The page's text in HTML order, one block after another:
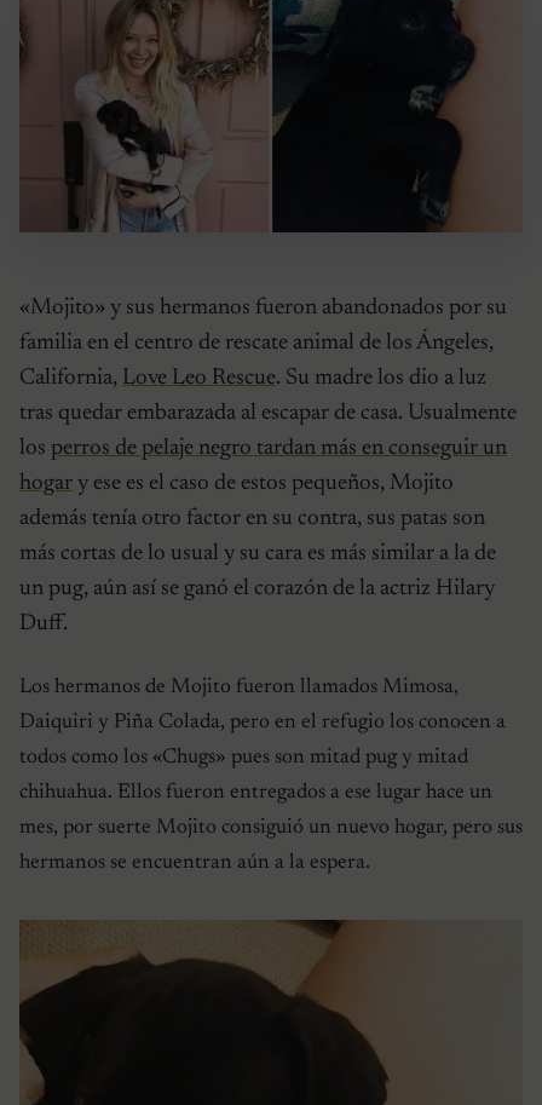
«Mojito» y sus hermanos fueron abandonados por su
familia en el centro de rescate animal de los Ángeles,
California, Love Leo Rescue. Su madre los dio a luz
tras quedar embarazada al escapar de casa. Usualmente
los perros de pelaje negro tardan más en conseguir un
hogar y ese es el caso de estos pequeños, Mojito
además tenía otro factor en su contra, sus patas son
más cortas de lo usual y su cara es más similar a la de
un pug, aún así se ganó el corazón de la actriz Hilary
Duff.
Los hermanos de Mojito fueron llamados Mimosa,
Daiquiri y Piña Colada, pero en el refugio los conocen a
todos como los «Chugs» pues son mitad pug y mitad
chihuahua. Ellos fueron entregados a ese lugar hace un
mes, por suerte Mojito consiguió un nuevo hogar, pero sus
hermanos se encuentran aún a la espera.